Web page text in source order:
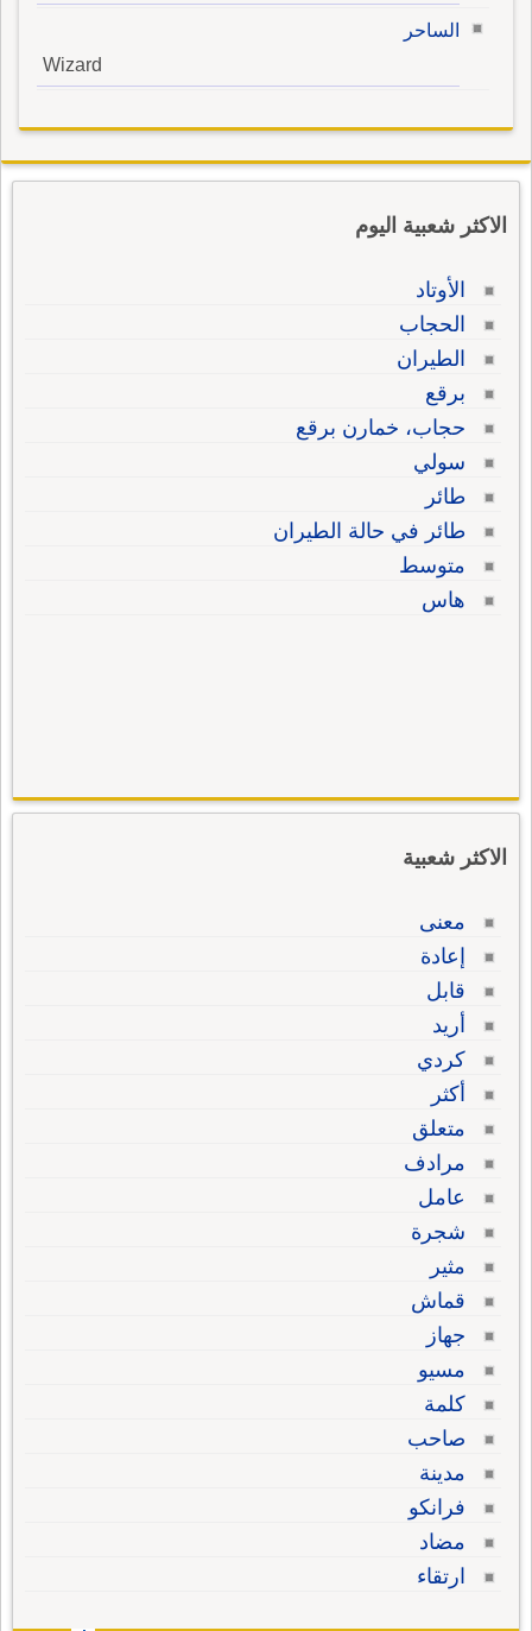
الساحر
Wizard
الاكثر شعبية اليوم
الأوتاد
الحجاب
الطيران
برقع
حجاب، خمارن برقع
سولي
طائر
طائر في حالة الطيران
متوسط
هاس
الاكثر شعبية
معنى
إعادة
قابل
أريد
كردي
أكثر
متعلق
مرادف
عامل
شجرة
مثير
قماش
جهاز
مسيو
كلمة
صاحب
مدينة
فرانكو
مضاد
ارتقاء